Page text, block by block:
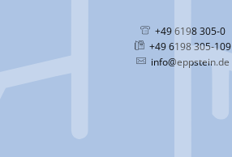
+49 6198 305-0
+49 6198 305-109
info@eppstein.de